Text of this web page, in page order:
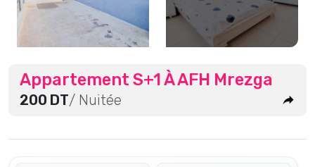
Appartement S+1 À AFH Mrezga
200 DT/ Nuitée